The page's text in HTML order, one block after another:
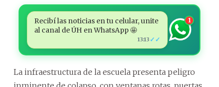
Recibí las noticias en tu celular, unite
al canal de ÚH en WhatsApp 🤩
13:13 ✓✓
1
La infraestructura de la escuela presenta peligro